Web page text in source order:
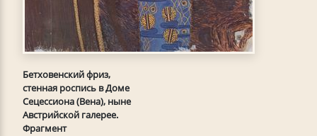
Бетховенский фриз,
стенная роспись в Доме
Сецессиона (Вена), ныне
Австрийской галерее.
Фрагмент